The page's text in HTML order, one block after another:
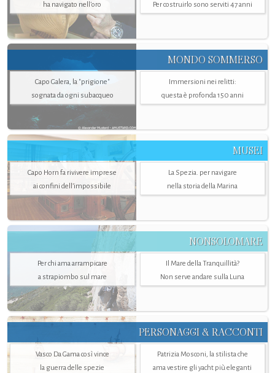
ha navigato nell’oro
Per costruirlo sono serviti 47 anni
MONDO SOMMERSO
Capo Galera, la "prigione"
sognata da ogni subacqueo
Immersioni nei relitti:
questa è profonda 150 anni
MUSEI
Capo Horn fa rivivere imprese
ai confini dell’impossibile
La Spezia. per navigare
nella storia della Marina
NONSOLOMARE
Per chi ama arrampicare
a strapiombo sul mare
Il Mare della Tranquillità?
Non serve andare sulla Luna
PERSONAGGI & RACCONTI
Vasco Da Gama così vince
la guerra delle spezie
Patrizia Mosconi, la stilista che
ama vestire gli yacht più eleganti